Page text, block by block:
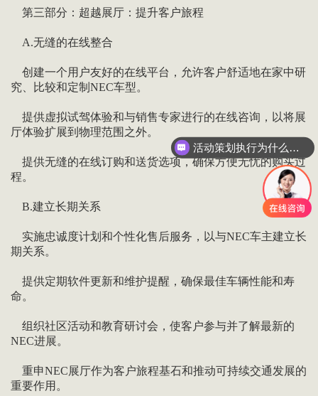
第三部分：超越展厅：提升客户旅程
A.无缝的在线整合
创建一个用户友好的在线平台，允许客户舒适地在家中研
究、比较和定制NEC车型。
提供虚拟试驾体验和与销售专家进行的在线咨询，以将展
厅体验扩展到物理范围之外。
提供无缝的在线订购和送货选项，确保方便无忧的购买过
程。
B.建立长期关系
实施忠诚度计划和个性化售后服务，以与NEC车主建立长
期关系。
提供定期软件更新和维护提醒，确保最佳车辆性能和寿
命。
组织社区活动和教育研讨会，使客户参与并了解最新的
NEC进展。
重申NEC展厅作为客户旅程基石和推动可持续交通发展的
重要作用。
活动策划执行为什么要选善达？
我是客户咨询，如何联系善达？